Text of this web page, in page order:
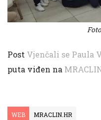
Post Vjenčali se Paula
puta viđen na
WEB MRACLIN.HR